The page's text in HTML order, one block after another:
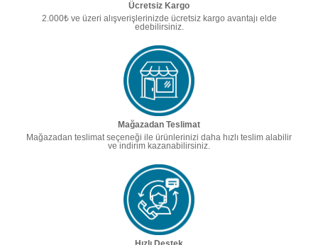
Ücretsiz Kargo
2.000₺ ve üzeri alışverişlerinizde ücretsiz kargo avantajı elde
edebilirsiniz.
Mağazadan Teslimat
Mağazadan teslimat seçeneği ile ürünlerinizi daha hızlı teslim alabilir
ve indirim kazanabilirsiniz.